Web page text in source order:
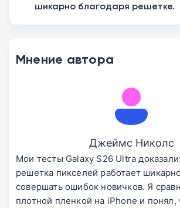
шикарно благодаря решетке.
Мнение автора
Джеймс Николс
Мои тесты Galaxy S26 Ultra
решетка пикселей работает
совершать ошибок новичков. Я
плотной пленкой на iPhone и понял,